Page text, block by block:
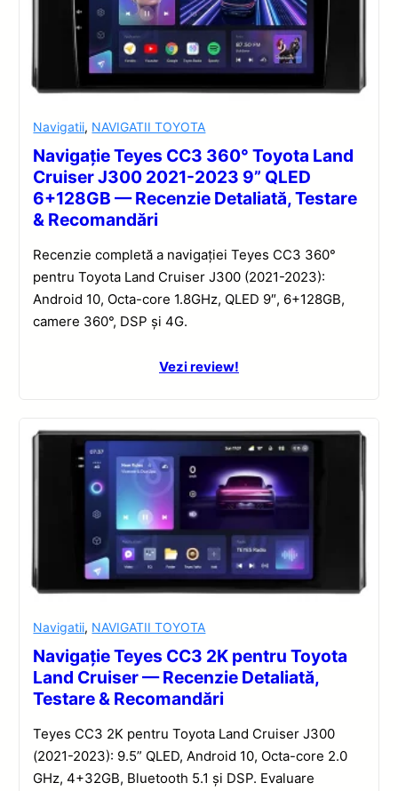
Navigatii, NAVIGATII TOYOTA
Navigație Teyes CC3 360° Toyota Land
Cruiser J300 2021-2023 9” QLED
6+128GB — Recenzie Detaliată, Testare
& Recomandări
Recenzie completă a navigației Teyes CC3 360°
pentru Toyota Land Cruiser J300 (2021-2023):
Android 10, Octa-core 1.8GHz, QLED 9″, 6+128GB,
camere 360°, DSP și 4G.
Vezi review!
Navigatii, NAVIGATII TOYOTA
Navigație Teyes CC3 2K pentru Toyota
Land Cruiser — Recenzie Detaliată,
Testare & Recomandări
Teyes CC3 2K pentru Toyota Land Cruiser J300
(2021-2023): 9.5” QLED, Android 10, Octa-core 2.0
GHz, 4+32GB, Bluetooth 5.1 și DSP. Evaluare